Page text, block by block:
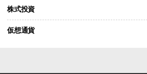
株式投資
仮想通貨